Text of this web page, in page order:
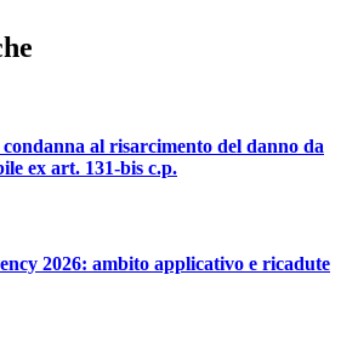
al risarcimento del danno da
ex art. 131-bis c.p.
2026: ambito applicativo e ricadute